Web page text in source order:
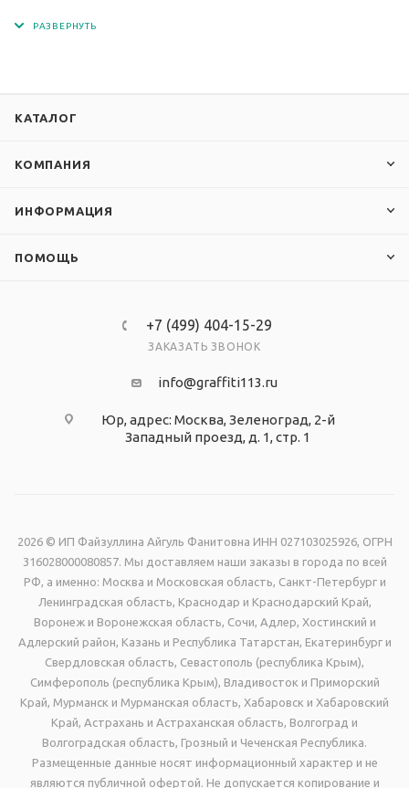
КАТАЛОГ
КОМПАНИЯ
ИНФОРМАЦИЯ
ПОМОЩЬ
+7 (499) 404-15-29
ЗАКАЗАТЬ ЗВОНОК
info@graffiti113.ru
Юр, адрес: Москва, Зеленоград, 2-й
Западный проезд, д. 1, стр. 1
2026 © ИП Файзуллина Айгуль Фанитовна ИНН 027103025926, ОГРН
316028000080857. Мы доставляем наши заказы в города по всей
РФ, а именно: Москва и Московская область, Санкт-Петербург и
Ленинградская область, Краснодар и Краснодарский Край,
Воронеж и Воронежская область, Сочи, Адлер, Хостинский и
Адлерский район, Казань и Республика Татарстан, Екатеринбург и
Свердловская область, Севастополь (республика Крым),
Симферополь (республика Крым), Владивосток и Приморский
Край, Мурманск и Мурманская область, Хабаровск и Хабаровский
Край, Астрахань и Астраханская область, Волгоград и
Волгоградская область, Грозный и Чеченская Республика.
Размещенные данные носят информационный характер и не
являются публичной офертой. Не допускается копирование и